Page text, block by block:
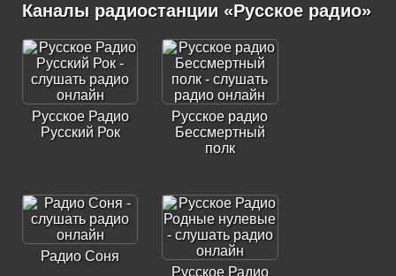
Каналы радиостанции «Русское радио»
Русское Радио
Русский Рок
Русское радио
Бессмертный
полк
Радио Соня
Русское Радио